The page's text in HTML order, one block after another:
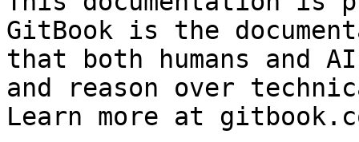
GitBook is the
that both humans and
and reason over
Learn more at